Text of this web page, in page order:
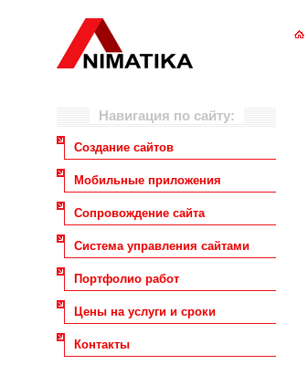
Навигация по сайту:
Создание сайтов
Мобильные приложения
Сопровождение сайта
Система управления сайтами
Портфолио работ
Цены на услуги и сроки
Контакты